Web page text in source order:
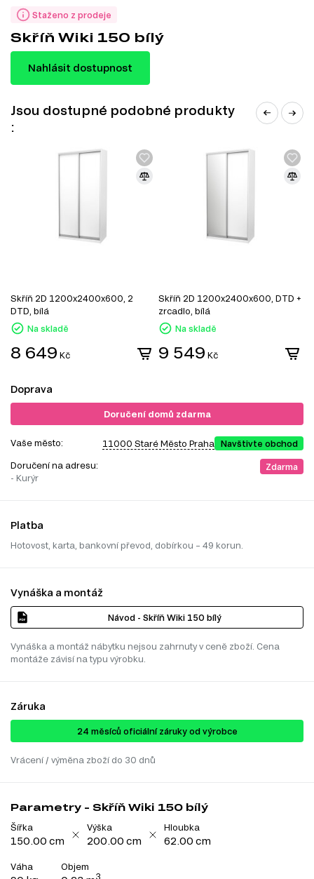
Staženo z prodeje
Skříň Wiki 150 bílý
Nahlásit dostupnost
Jsou dostupné podobné produkty
:
Skříň 2D 1200x2400x600, 2
DTD, bílá
Na skladě
8 649 Kč
Skříň 2D 1200x2400x600, DTD +
zrcadlo, bílá
Na skladě
9 549 Kč
Doprava
Doručení domů zdarma
Vaše město: 11000 Staré Město Praha Navštivte obchod
Doručení na adresu:
- Kurýr
Zdarma
Platba
Hotovost, karta, bankovní převod, dobírkou – 49 korun.
Vynáška a montáž
Návod - Skříň Wiki 150 bílý
Vynáška a montáž nábytku nejsou zahrnuty v ceně zboží. Cena
montáže závisí na typu výrobku.
Záruka
24 ​​​​měsíců oficiální záruky od výrobce
Vrácení / výměna zboží do 30 dnů
Parametry - Skříň Wiki 150 bílý
Šířka
150.00 cm
Výška
200.00 cm
Hloubka
62.00 cm
Váha Objem
3